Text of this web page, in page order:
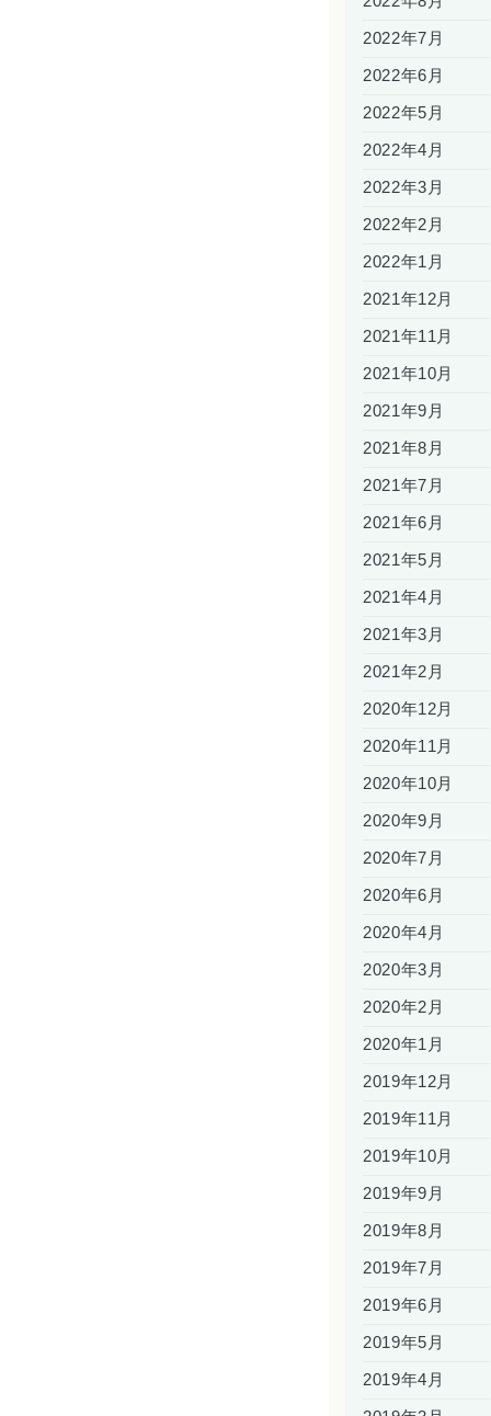
2022年7月
2022年6月
2022年5月
2022年4月
2022年3月
2022年2月
2022年1月
2021年12月
2021年11月
2021年10月
2021年9月
2021年8月
2021年7月
2021年6月
2021年5月
2021年4月
2021年3月
2021年2月
2020年12月
2020年11月
2020年10月
2020年9月
2020年7月
2020年6月
2020年4月
2020年3月
2020年2月
2020年1月
2019年12月
2019年11月
2019年10月
2019年9月
2019年8月
2019年7月
2019年6月
2019年5月
2019年4月